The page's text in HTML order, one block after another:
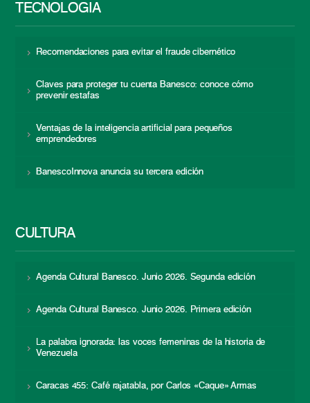
TECNOLOGÍA
Recomendaciones para evitar el fraude cibernético
Claves para proteger tu cuenta Banesco: conoce cómo
prevenir estafas
Ventajas de la inteligencia artificial para pequeños
emprendedores
BanescoInnova anuncia su tercera edición
CULTURA
Agenda Cultural Banesco. Junio 2026. Segunda edición
Agenda Cultural Banesco. Junio 2026. Primera edición
La palabra ignorada: las voces femeninas de la historia de
Venezuela
Caracas 455: Café rajatabla, por Carlos «Caque» Armas